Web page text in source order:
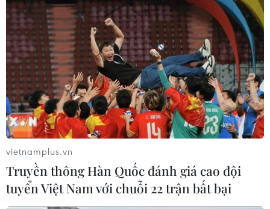
Kiểm kê đất đai năm 2019: Vẫn còn 3 tỉnh
'chây ì' chưa hoàn thành
11/11/2020 02:46
Tính đến sáng 11/11, cả nước còn 3 tỉnh chưa hoàn
thành, gửi báo cáo, số liệu kiểm kê đất đai năm 2019 về
Bộ Tài nguyên và Môi trường để báo cáo Thủ tướng
Chính phủ là Nghệ An, Hà Tĩnh, Bến Tre.
vietnamplus.vn
Truyền thông Hàn Quốc đánh giá cao đội
tuyển Việt Nam với chuỗi 22 trận bất bại